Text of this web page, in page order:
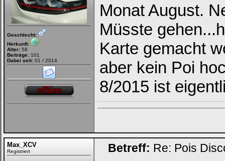
Geschlecht:
Herkunft:
Alter: 58
Beiträge: 101
Dabei seit: 01 / 2014
Monat August.
Müsste
Karte gemacht
aber kein Poi
8/2015 ist
Max_XCV
Registriert Betreff: Re: Pois